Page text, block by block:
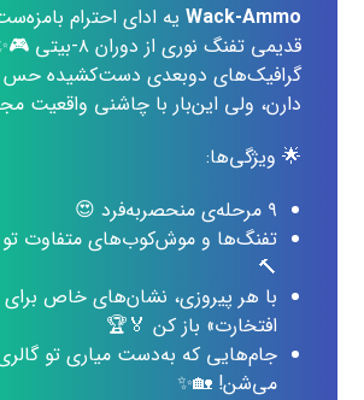
Wack-Ammo یه ادای احترام
قدیمی تفنگ نوری از دوران ۸-بیتی 🎮✨
گرافیک‌های دوبعدی دست‌کشیده حس
دارن، ولی این‌بار با چاشنی واقعیت
🌟 ویژگی‌ها:
۹ مرحله‌ی منحصر‌به‌فرد 😍
تفنگ‌ها و موش‌کوب‌های متفاوت تو
🔨
با هر پیروزی، نشان‌های خاص برای
افتخارت» باز کن 🏅🏆
جام‌هایی که به‌دست میاری تو
می‌شن! 🏡✨